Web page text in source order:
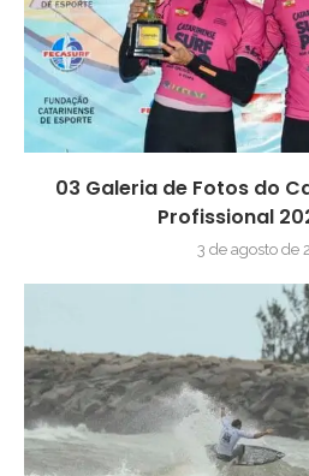
03 Galeria de Fotos do
Profissional
3 de agosto de